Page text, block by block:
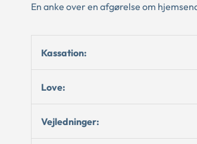
En anke over en afgørelse om
Kassation:
Love:
Vejledninger: